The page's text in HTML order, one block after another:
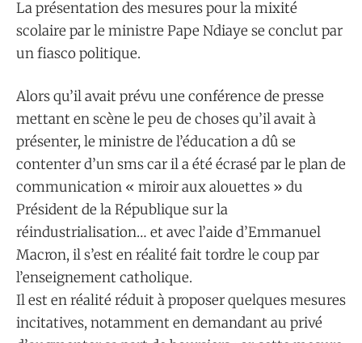
La présentation des mesures pour la mixité
scolaire par le ministre Pape Ndiaye se conclut par
un fiasco politique.
Alors qu’il avait prévu une conférence de presse
mettant en scène le peu de choses qu’il avait à
présenter, le ministre de l’éducation a dû se
contenter d’un sms car il a été écrasé par le plan de
communication « miroir aux alouettes » du
Président de la République sur la
réindustrialisation… et avec l’aide d’Emmanuel
Macron, il s’est en réalité fait tordre le coup par
l’enseignement catholique.
Il est en réalité réduit à proposer quelques mesures
incitatives, notamment en demandant au privé